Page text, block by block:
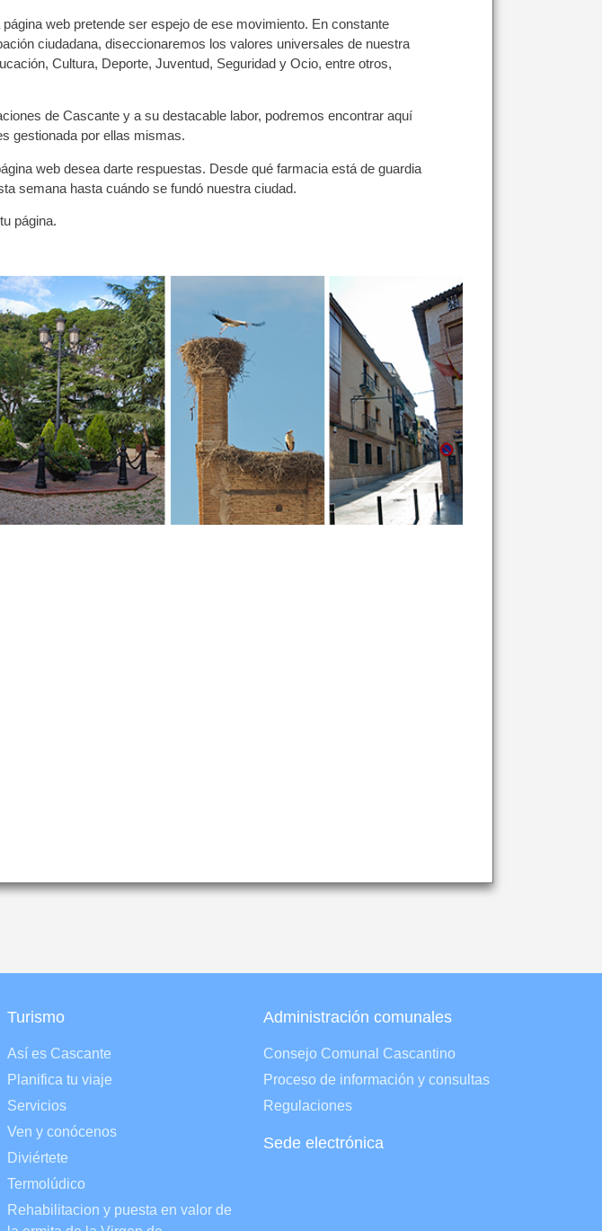
web pretende ser espejo de ese movimiento. En constante
ciudadana, diseccionaremos los valores universales de nuestra
Cultura, Deporte, Juventud, Seguridad y Ocio, entre otros,
de Cascante y a su destacable labor, podremos encontrar aquí
gestionada por ellas mismas.
web desea darte respuestas. Desde qué farmacia está de guardia
semana hasta cuándo se fundó nuestra ciudad.
página.
Turismo
Así es Cascante
Planifica tu viaje
Servicios
Ven y conócenos
Diviértete
Termolúdico
Rehabilitacion y puesta en valor de
Administración comunales
Consejo Comunal Cascantino
Proceso de información y consultas
Regulaciones
Sede electrónica